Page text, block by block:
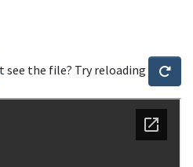
see the file? Try reloading